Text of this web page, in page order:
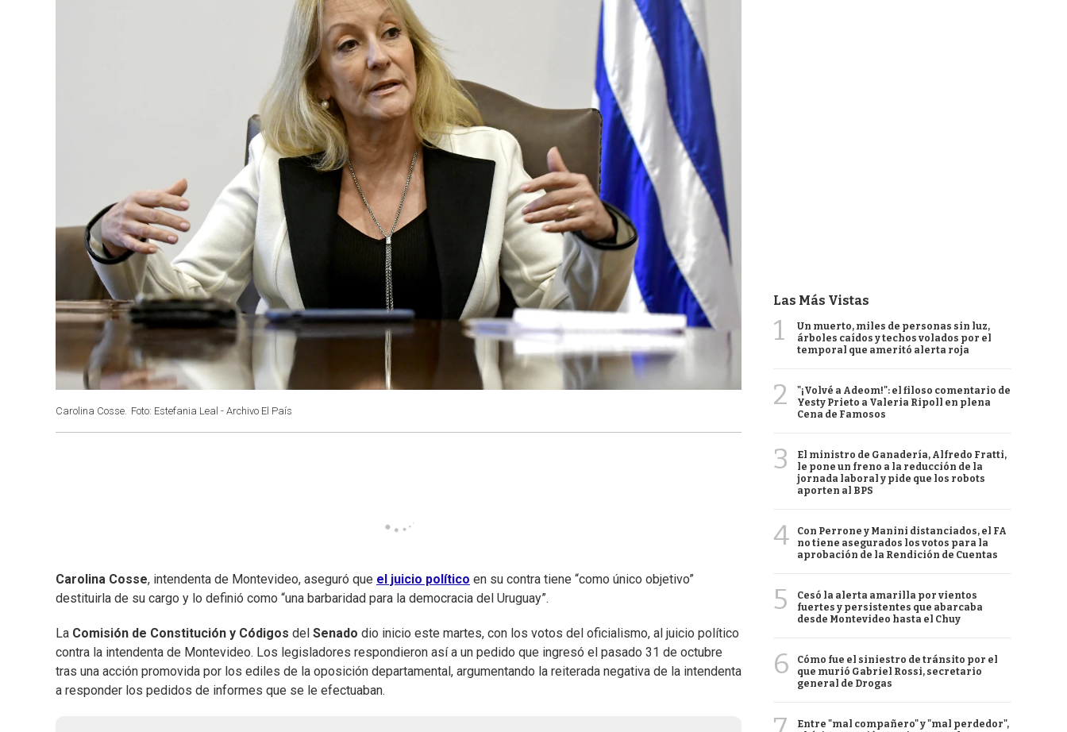
Carolina Cosse. Foto: Estefania Leal - Archivo El País
Carolina Cosse, intendenta de Montevideo, aseguró que el juicio político en su contra tiene “como único objetivo”
destituirla de su cargo y lo definió como “una barbaridad para la democracia del Uruguay”.
La Comisión de Constitución y Códigos del Senado dio inicio este martes, con los votos del oficialismo, al juicio político
contra la intendenta de Montevideo. Los legisladores respondieron así a un pedido que ingresó el pasado 31 de octubre
tras una acción promovida por los ediles de la oposición departamental, argumentando la reiterada negativa de la intendenta
a responder los pedidos de informes que se le efectuaban.
Las Más Vistas
1
Un muerto, miles de personas sin luz,
árboles caídos y techos volados por el
temporal que ameritó alerta roja
2
"¡Volvé a Adeom!": el filoso comentario de
Yesty Prieto a Valeria Ripoll en plena
Cena de Famosos
3
El ministro de Ganadería, Alfredo Fratti,
le pone un freno a la reducción de la
jornada laboral y pide que los robots
aporten al BPS
4
Con Perrone y Manini distanciados, el FA
no tiene asegurados los votos para la
aprobación de la Rendición de Cuentas
5
Cesó la alerta amarilla por vientos
fuertes y persistentes que abarcaba
desde Montevideo hasta el Chuy
6
Cómo fue el siniestro de tránsito por el
que murió Gabriel Rossi, secretario
general de Drogas
Entre "mal compañero" y "mal perdedor",